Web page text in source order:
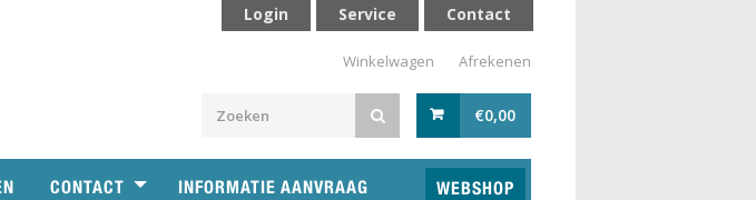
Contact
Service
Login
Winkelwagen Afrekenen
€0,00
CONTACT INFORMATIE AANVRAAG WEBSHOP